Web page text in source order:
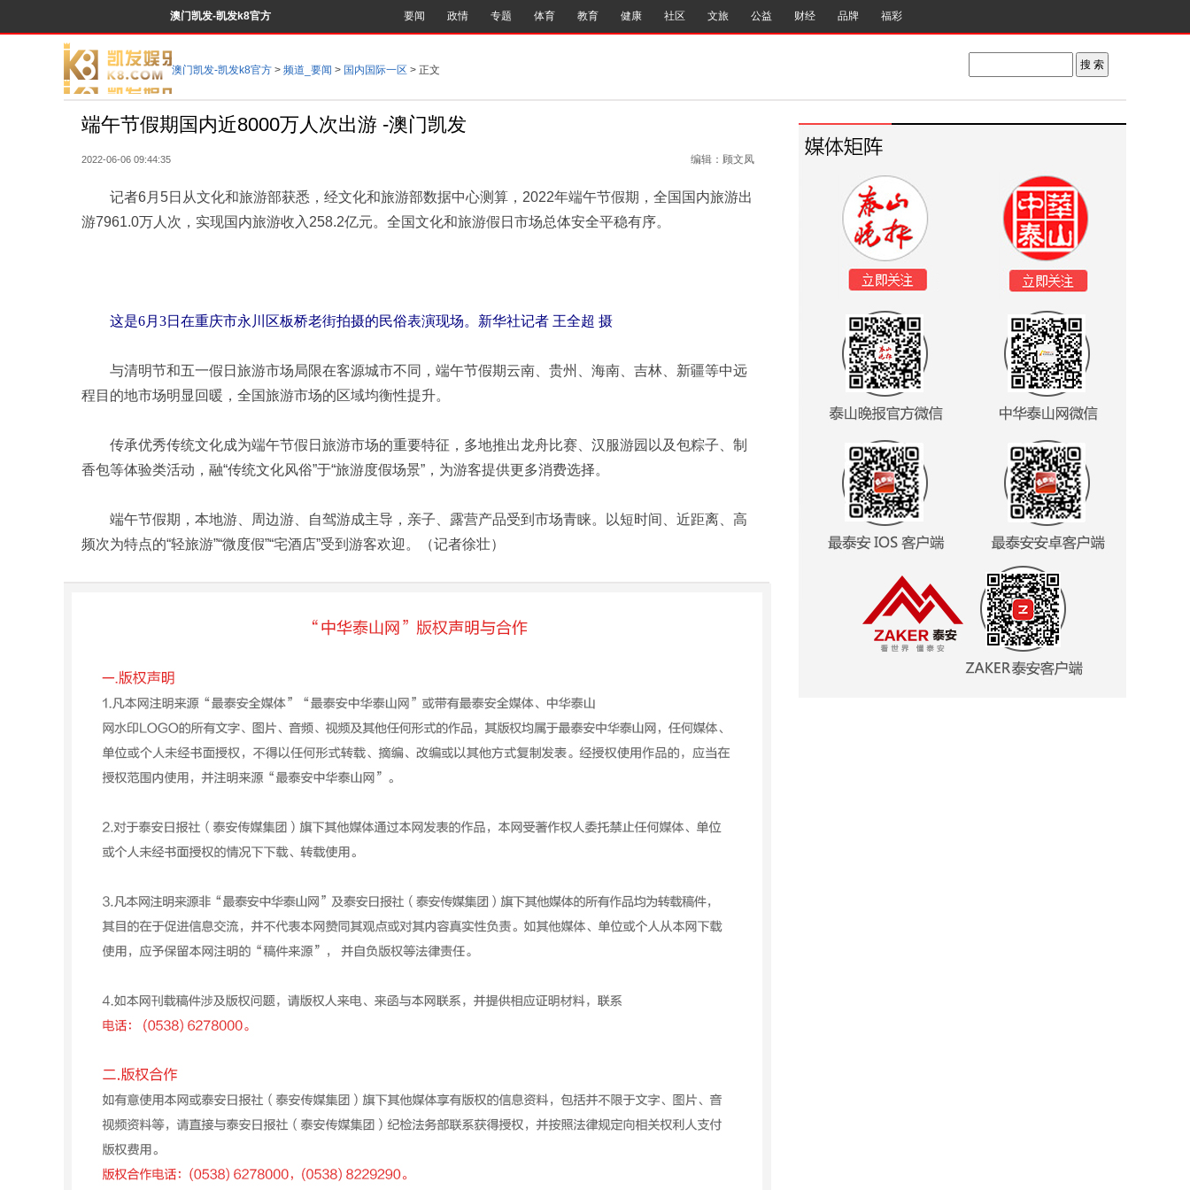
澳门凯发-凯发k8官方 要闻 政情 专题 体育 教育 健康 社区 文旅 公益 财经 品牌 福彩
澳门凯发-凯发k8官方 > 频道_要闻 > 国内国际一区 > 正文
端午节假期国内近8000万人次出游 -澳门凯发
2022-06-06 09:44:35 编辑：顾文凤
记者6月5日从文化和旅游部获悉，经文化和旅游部数据中心测算，2022年端午节假期，全国国内旅游出
游7961.0万人次，实现国内旅游收入258.2亿元。全国文化和旅游假日市场总体安全平稳有序。
这是6月3日在重庆市永川区板桥老街拍摄的民俗表演现场。新华社记者 王全超 摄
与清明节和五一假日旅游市场局限在客源城市不同，端午节假期云南、贵州、海南、吉林、新疆等中远
程目的地市场明显回暖，全国旅游市场的区域均衡性提升。
传承优秀传统文化成为端午节假日旅游市场的重要特征，多地推出龙舟比赛、汉服游园以及包粽子、制
香包等体验类活动，融“传统文化风俗”于“旅游度假场景”，为游客提供更多消费选择。
端午节假期，本地游、周边游、自驾游成主导，亲子、露营产品受到市场青睐。以短时间、近距离、高
频次为特点的“轻旅游”“微度假”“宅酒店”受到游客欢迎。（记者徐壮）